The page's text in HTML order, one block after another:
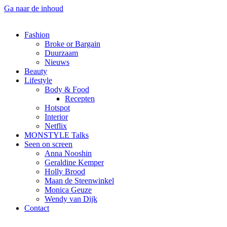
Ga naar de inhoud
Fashion
Broke or Bargain
Duurzaam
Nieuws
Beauty
Lifestyle
Body & Food
Recepten
Hotspot
Interior
Netflix
MONSTYLE Talks
Seen on screen
Anna Nooshin
Geraldine Kemper
Holly Brood
Maan de Steenwinkel
Monica Geuze
Wendy van Dijk
Contact